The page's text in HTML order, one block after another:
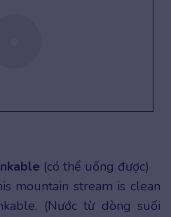
(có thể uống được)
mountain stream is clean
(Nước từ dòng suối